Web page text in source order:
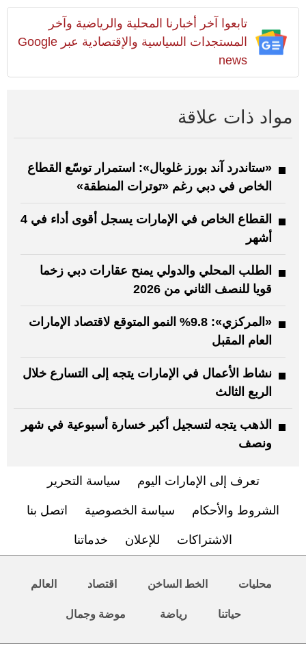
تابعوا آخر أخبارنا المحلية والرياضية وآخر
المستجدات السياسية والإقتصادية عبر Google
news
مواد ذات علاقة
«ستاندرد آند بورز غلوبال»: استمرار توسّع القطاع
الخاص في دبي رغم «توترات المنطقة»
القطاع الخاص في الإمارات يسجل أقوى أداء في 4
أشهر
الطلب المحلي والدولي يمنح عقارات دبي زخما
قويا للنصف الثاني من 2026
«المركزي»: 9.8% النمو المتوقع لاقتصاد الإمارات
العام المقبل
نشاط الأعمال في الإمارات يتجه إلى التسارع خلال
الربع الثالث
الذهب يتجه لتسجيل أكبر خسارة أسبوعية في شهر
ونصف
تعرف إلى الإمارات اليوم سياسة التحرير
الشروط والأحكام سياسة الخصوصية اتصل بنا
الاشتراكات للإعلان خدماتنا
محليات الخط الساخن اقتصاد العالم
حياتنا رياضة موضة وجمال